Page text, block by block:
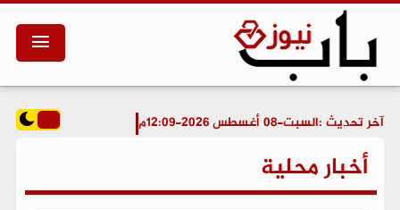
آخر تحديث :السبت-08 أغسطس 2026-12:09م
أخبار محلية